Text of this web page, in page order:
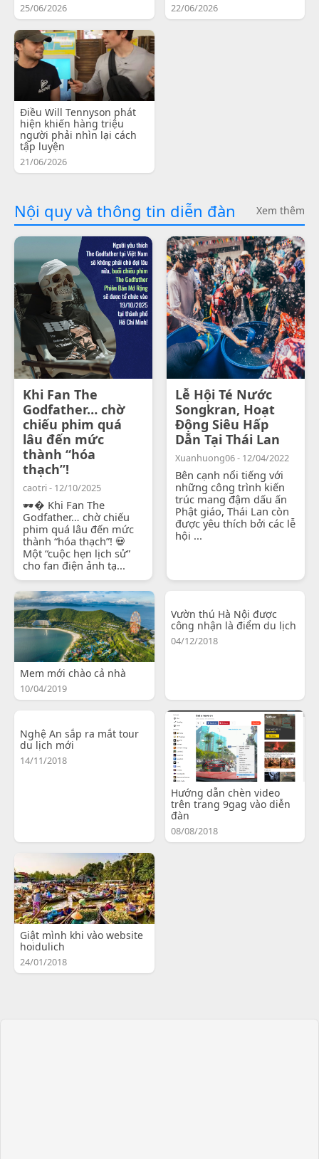
25/06/2026 22/06/2026
Điều Will Tennyson phát
hiện khiến hàng triệu
người phải nhìn lại cách
tập luyện
21/06/2026
Nội quy và thông tin diễn đàn Xem thêm
Khi Fan The
Godfather… chờ
chiếu phim quá
lâu đến mức
thành “hóa
thạch”!
caotri - 12/10/2025
🕶� Khi Fan The
Godfather… chờ chiếu
phim quá lâu đến mức
thành “hóa thạch”! 💀
Một “cuộc hẹn lịch sử”
cho fan điện ảnh tạ...
Lễ Hội Té Nước
Songkran, Hoạt
Động Siêu Hấp
Dẫn Tại Thái Lan
Xuanhuong06 - 12/04/2022
Bên cạnh nổi tiếng với
những công trình kiến
trúc mang đậm dấu ấn
Phật giáo, Thái Lan còn
được yêu thích bởi các lễ
hội ...
Mem mới chào cả nhà
10/04/2019
Vườn thú Hà Nội được
công nhận là điểm du lịch
04/12/2018
Nghệ An sắp ra mắt tour
du lịch mới
14/11/2018
Hướng dẫn chèn video
trên trang 9gag vào diễn
đàn
08/08/2018
Giật mình khi vào website
hoidulich
24/01/2018